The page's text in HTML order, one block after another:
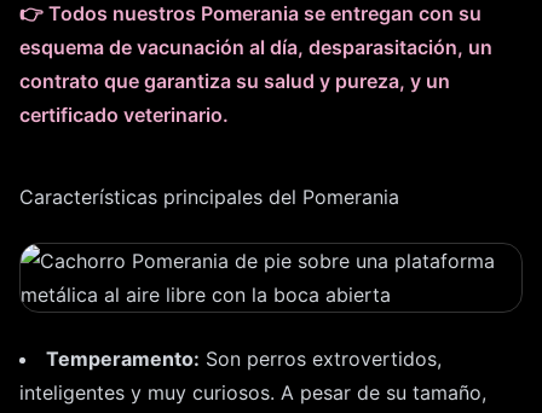
👉 Todos nuestros Pomerania se entregan con su
esquema de vacunación al día, desparasitación, un
contrato que garantiza su salud y pureza, y un
certificado veterinario.
Características principales del Pomerania
Temperamento: Son perros extrovertidos,
inteligentes y muy curiosos. A pesar de su tamaño,